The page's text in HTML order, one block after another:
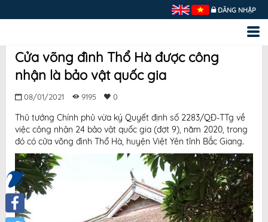
ĐĂNG NHẬP
Cửa võng đình Thổ Hà được công
nhận là bảo vật quốc gia
08/01/2021 9195 0
Thủ tướng Chính phủ vừa ký Quyết định số 2283/QĐ-TTg về
việc công nhận 24 bảo vật quốc gia (đợt 9), năm 2020, trong
đó có cửa võng đình Thổ Hà, huyện Việt Yên tỉnh Bắc Giang.